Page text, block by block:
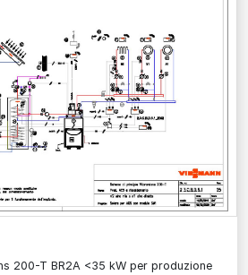
200-T BR2A <35 kW per produzione